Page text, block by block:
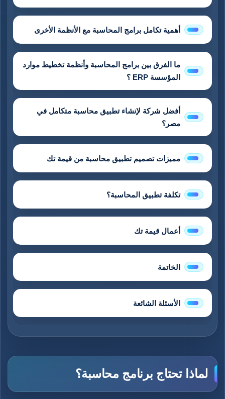
أهمية تكامل برامج المحاسبة مع الأنظمة الأخرى
ما الفرق بين برامج المحاسبة وأنظمة تخطيط موارد
المؤسسة ERP ؟
أفضل شركة لإنشاء تطبيق محاسبة متكامل في
مصر؟
مميزات تصميم تطبيق محاسبة من قيمة تك
تكلفة تطبيق المحاسبة؟
أعمال قيمة تك
الخاتمة
الأسئلة الشائعة
لماذا تحتاج برنامج محاسبة؟